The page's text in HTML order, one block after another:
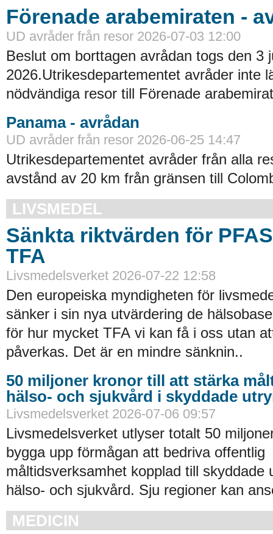
Förenade arabemiraten -
UD avråder från resor 2026-07-03 12:00
Beslut om borttagen avrådan togs den 3
2026.Utrikesdepartementet avråder inte
nödvändiga resor till Förenade
Panama - avrådan
UD avråder från resor 2026-06-25 14:47
Utrikesdepartementet avråder från alla
avstånd av 20 km från gränsen till
LIVSMEDEL
Sänkta riktvärden för
TFA
Livsmedelsverket 2026-07-22 12:58
Den europeiska myndigheten för
sänker i sin nya utvärdering de
för hur mycket TFA vi kan få i oss utan
påverkas. Det är en mindre sänknin..
50 miljoner kronor till att stärka
hälso- och sjukvård i skyddade
Livsmedelsverket 2026-07-06 09:57
Livsmedelsverket utlyser totalt 50
bygga upp förmågan att bedriva offentlig
måltidsverksamhet kopplad till skyddade
hälso- och sjukvård. Sju regioner kan
MEDICIN